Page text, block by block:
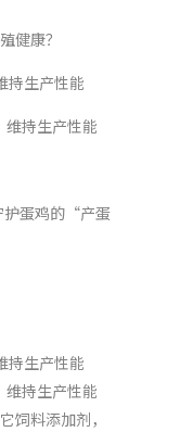
健康？
持生产性能
持生产性能
护蛋鸡的“产蛋
持生产性能
持生产性能
饲料添加剂，